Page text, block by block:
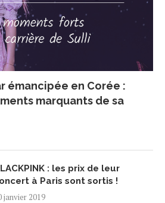
émancipée en Corée :
marquants de sa
: les prix de leur
à Paris sont sortis !
janvier 2019